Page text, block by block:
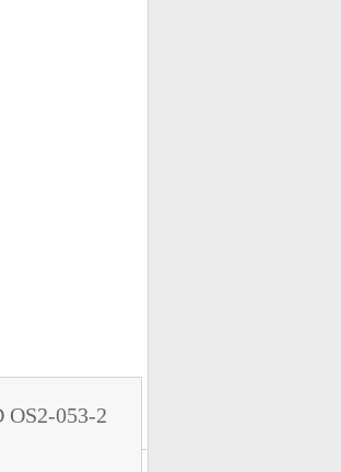
OS2-053-2